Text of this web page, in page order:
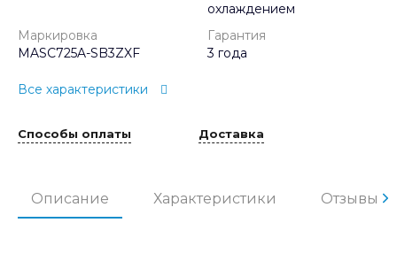
охлаждением
Маркировка
MASC725A-SB3ZXF
Гарантия
3 года
Все характеристики
Способы оплаты Доставка
Описание Характеристики Отзывы